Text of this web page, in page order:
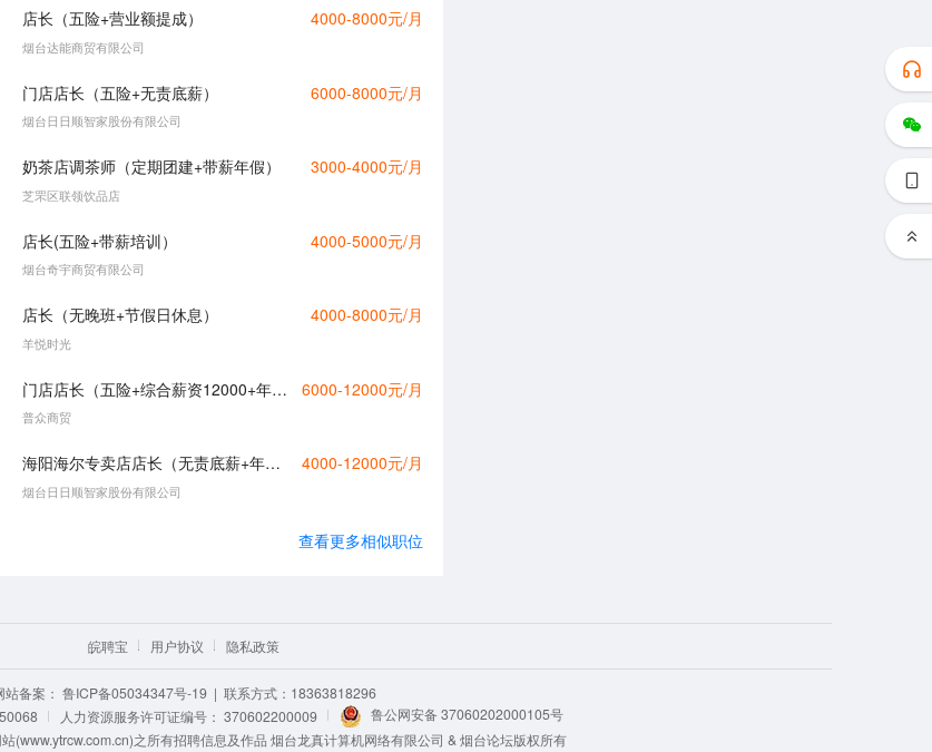
店长（五险+营业额提成） 4000-8000元/月
烟台达能商贸有限公司
门店店长（五险+无责底薪） 6000-8000元/月
烟台日日顺智家股份有限公司
奶茶店调茶师（定期团建+带薪年假） 3000-4000元/月
芝罘区联领饮品店
店长(五险+带薪培训） 4000-5000元/月
烟台奇宇商贸有限公司
店长（无晚班+节假日休息） 4000-8000元/月
羊悦时光
门店店长（五险+综合薪资12000+年终奖） 6000-12000元/月
普众商贸
海阳海尔专卖店店长（无责底薪+年终分红） 4000-12000元/月
烟台日日顺智家股份有限公司
查看更多相似职位
皖聘宝 用户协议 隐私政策
站备案： 鲁ICP备05034347号-19| 联系方式：18363818296
人力资源服务许可证编号： 370602200009
鲁公网安备 37060202000105号
(www.ytrcw.com.cn)之所有招聘信息及作品 烟台龙真计算机网络有限公司 & 烟台论坛版权所有